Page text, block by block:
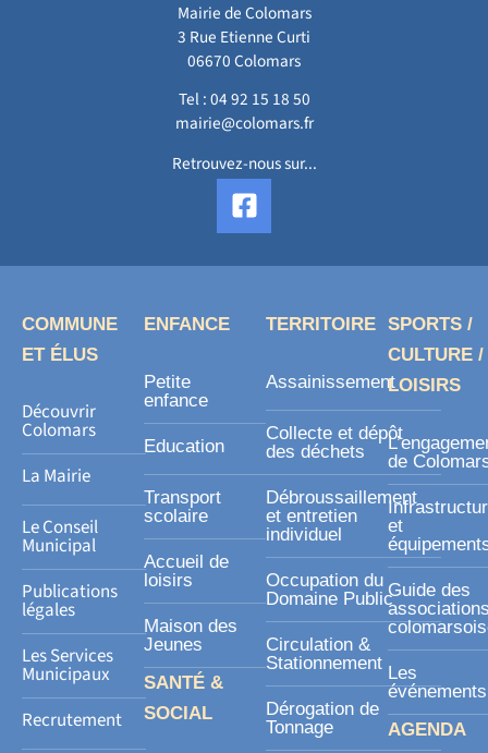
Mairie de Colomars
3 Rue Etienne Curti
06670 Colomars
Tel :04 92 15 18 50
mairie@colomars.fr
Retrouvez-nous sur...
F
a
c
e
s
r
COMMUNE
ET ÉLUS
Découvrir
Colomars
La Mairie
Le Conseil
Municipal
Publications
légales
Les Services
Municipaux
Recrutement
ENFANCE
Petite
enfance
Education
Transport
scolaire
Accueil de
loisirs
Maison des
Jeunes
SANTÉ &
SOCIAL
TERRITOIRE
Assainissement
Collecte et dépôt
des déchets
Débroussaillement
et entretien
individuel
Occupation du
Domaine Public
Circulation &
Stationnement
Dérogation de
Tonnage
SPORTS /
CULTURE /
LOISIRS
de
et
Guide des
Les
événements
AGENDA